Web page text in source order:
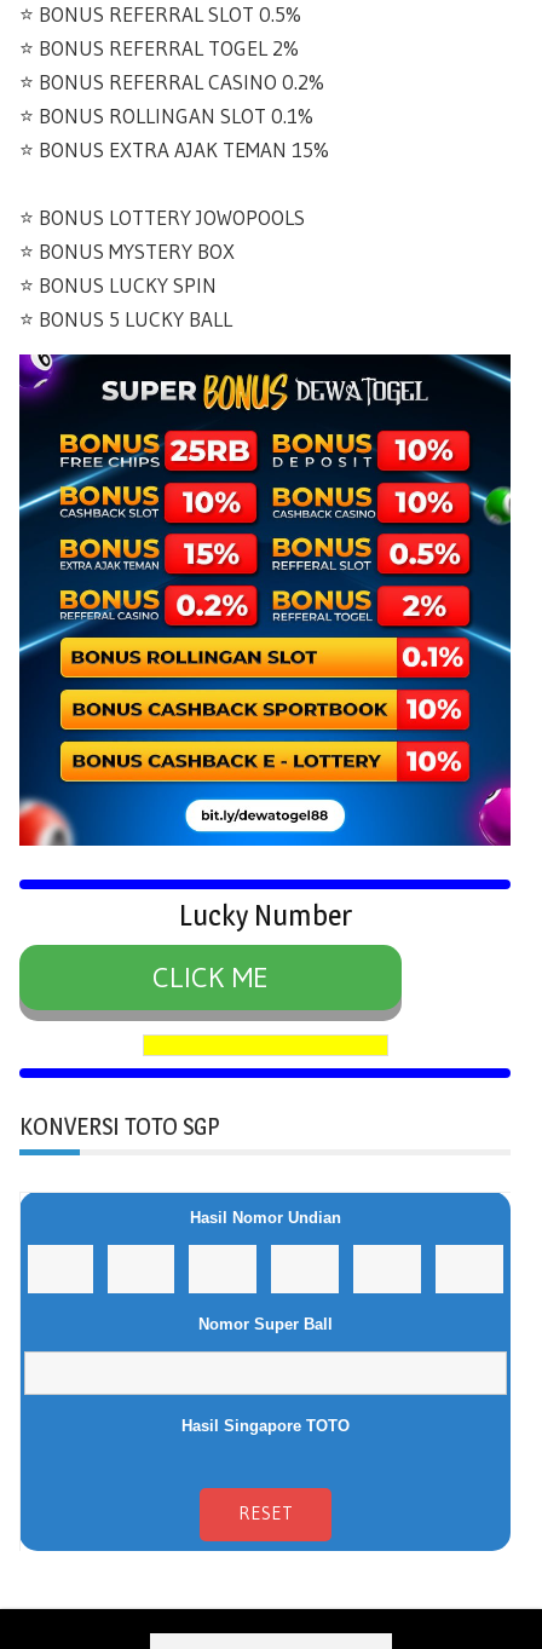
⭐️ BONUS REFERRAL SLOT 0.5%
⭐️ BONUS REFERRAL TOGEL 2%
⭐️ BONUS REFERRAL CASINO 0.2%
⭐️ BONUS ROLLINGAN SLOT 0.1%
⭐️ BONUS EXTRA AJAK TEMAN 15%
⭐️ BONUS LOTTERY JOWOPOOLS
⭐️ BONUS MYSTERY BOX
⭐️ BONUS LUCKY SPIN
⭐️ BONUS 5 LUCKY BALL
Lucky Number
CLICK ME
KONVERSI TOTO SGP
Hasil Nomor Undian
Nomor Super Ball
Hasil Singapore TOTO